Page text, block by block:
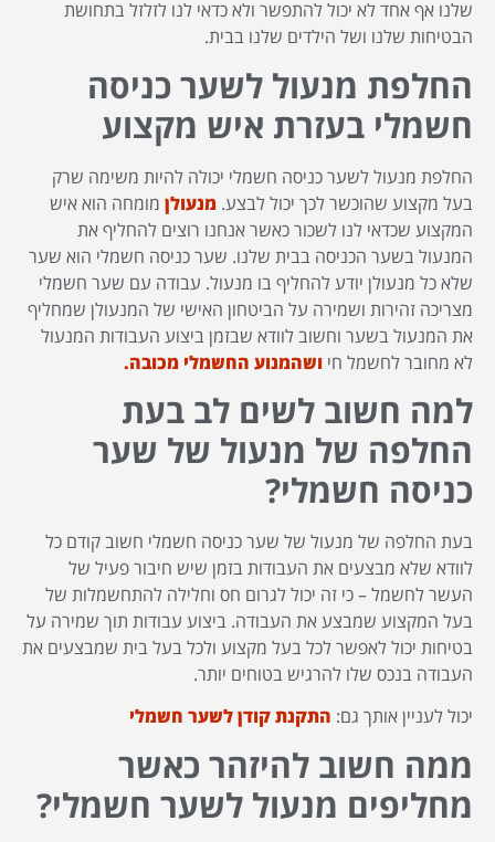
שלנו אף אחד לא יכול להתפשר ולא כדאי לנו לזלזל בתחושת
הבטיחות שלנו ושל הילדים שלנו בבית.
החלפת מנעול לשער כניסה
חשמלי בעזרת איש מקצוע
החלפת מנעול לשער כניסה חשמלי יכולה להיות משימה שרק
בעל מקצוע שהוכשר לכך יכול לבצע. מנעולן מומחה הוא איש
המקצוע שכדאי לנו לשכור כאשר אנחנו רוצים להחליף את
המנעול בשער הכניסה בבית שלנו. שער כניסה חשמלי הוא שער
שלא כל מנעולן יודע להחליף בו מנעול. עבודה עם שער חשמלי
מצריכה זהירות ושמירה על הביטחון האישי של המנעולן שמחליף
את המנעול בשער וחשוב לוודא שבזמן ביצוע העבודות המנעול
לא מחובר לחשמל חי ושהמנוע החשמלי מכובה.
למה חשוב לשים לב בעת
החלפה של מנעול של שער
כניסה חשמלי?
בעת החלפה של מנעול של שער כניסה חשמלי חשוב קודם כל
לוודא שלא מבצעים את העבודות בזמן שיש חיבור פעיל של
העשר לחשמל – כי זה יכול לגרום חס וחלילה להתחשמלות של
בעל המקצוע שמבצע את העבודה. ביצוע עבודות תוך שמירה על
בטיחות יכול לאפשר לכל בעל מקצוע ולכל בעל בית שמבצעים את
העבודה בנכס שלו להרגיש בטוחים יותר.
יכול לעניין אותך גם: התקנת קודן לשער חשמלי
ממה חשוב להיזהר כאשר
מחליפים מנעול לשער חשמלי?